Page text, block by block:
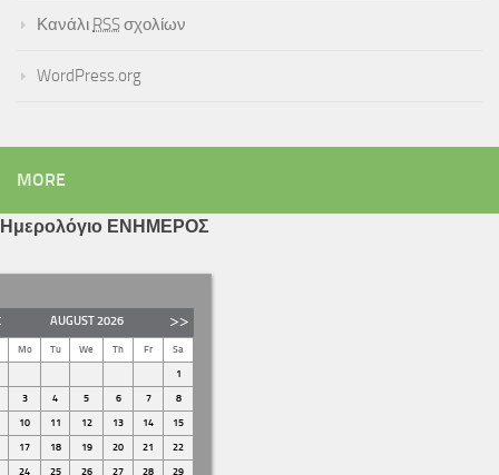
Κανάλι RSSσχολίων
WordPress.org
MORE
Ημερολόγιο ΕΝΗΜΕΡΟΣ
AUGUST2026
Mo Tu We Th Fr Sa
1
3 4 5 6 7 8
10 11 12 13 14 15
17 18 19 20 21 22
24 25 26 27 28 29